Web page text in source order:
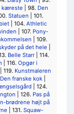
kæreste | 98. Den
Statuen | 101.
| 104. Athletic
| 107. Pony-
| 109.
på det hele
Belle Starr| 114.
| 116. Opgør i
| 119. Kunstmaleren
Den franske kok|
| 124.
| 126. Pas på
brødrene højt på
| 131. Squaw-